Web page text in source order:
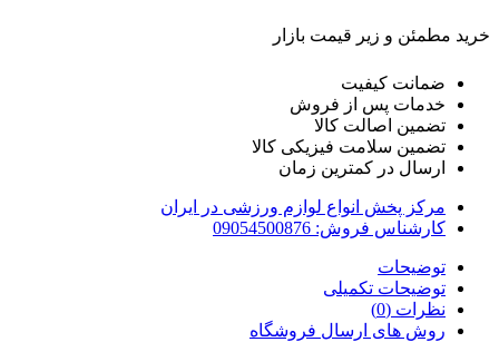
خرید مطمئن و زیر قیمت بازار
ضمانت کیفیت
خدمات پس از فروش
تضمین اصالت کالا
تضمین سلامت فیزیکی کالا
ارسال در کمترین زمان
مرکز پخش انواع لوازم ورزشی در ایران
کارشناس فروش: 09054500876
توضیحات
توضیحات تکمیلی
نظرات (0)
روش های ارسال فروشگاه